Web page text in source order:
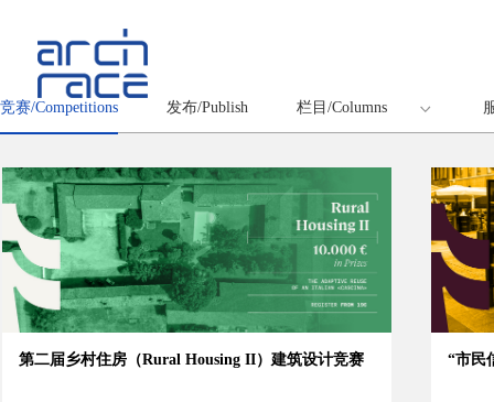
竞赛/Competitions 发布/Publish 栏目/Columns
第二届乡村住房（Rural Housing II）建筑设计竞赛 “市民